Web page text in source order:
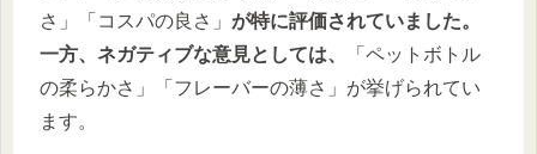
さ」「コスパの良さ」 が特に評価されていました。
一方、ネガティブな意見としては、
「ペットボトル
の柔らかさ」「フレーバーの薄さ」が挙げられてい
ます。